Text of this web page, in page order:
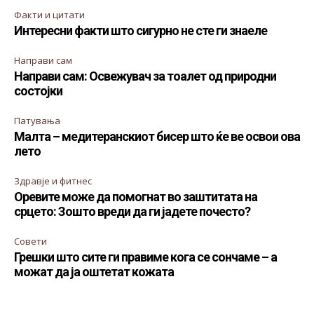
Факти и цитати
Интересни факти што сигурно не сте ги знаеле
Направи сам
Направи сам: Освежувач за тоалет од природни
состојки
Патувања
Малта – медитеранскиот бисер што ќе ве освои ова
лето
Здравје и фитнес
Оревите може да помогнат во заштитата на
срцето: Зошто вреди да ги јадете почесто?
Совети
Грешки што сите ги правиме кога се сончаме – а
можат да ја оштетат кожата